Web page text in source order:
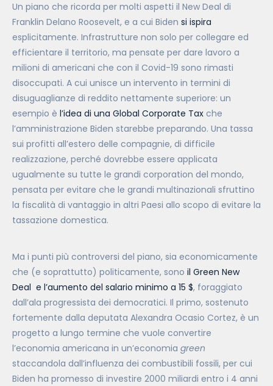
Un piano che ricorda per molti aspetti il New Deal di
Franklin Delano Roosevelt, e a cui Biden si ispira
esplicitamente. Infrastrutture non solo per collegare ed
efficientare il territorio, ma pensate per dare lavoro a
milioni di americani che con il Covid-19 sono rimasti
disoccupati. A cui unisce un intervento in termini di
disuguaglianze di reddito nettamente superiore: un
esempio è l’idea di una Global Corporate Tax che
l’amministrazione Biden starebbe preparando. Una tassa
sui profitti all’estero delle compagnie, di difficile
realizzazione, perché dovrebbe essere applicata
ugualmente su tutte le grandi corporation del mondo,
pensata per evitare che le grandi multinazionali sfruttino
la fiscalità di vantaggio in altri Paesi allo scopo di evitare la
tassazione domestica.
Ma i punti più controversi del piano, sia economicamente
che (e soprattutto) politicamente, sono il Green New
Deal e l’aumento del salario minimo a 15 $, foraggiato
dall’ala progressista dei democratici. Il primo, sostenuto
fortemente dalla deputata Alexandra Ocasio Cortez, è un
progetto a lungo termine che vuole convertire
l’economia americana in un’economia green
staccandola dall’influenza dei combustibili fossili, per cui
Biden ha promesso di investire 2000 miliardi entro i 4 anni